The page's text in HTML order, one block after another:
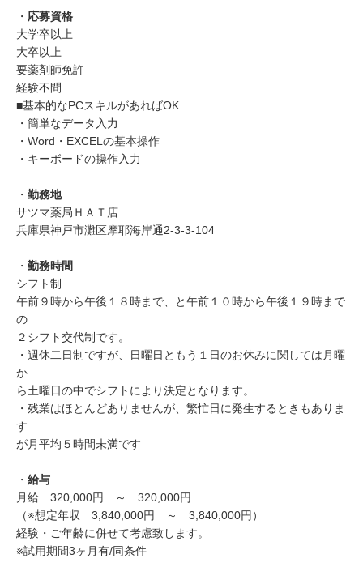
・ 応募資格
大学卒以上
大卒以上
要薬剤師免許
経験不問
■基本的なPCスキルがあればOK
・簡単なデータ入力
・Word・EXCELの基本操作
・キーボードの操作入力
・ 勤務地
サツマ薬局ＨＡＴ店
兵庫県神戸市灘区摩耶海岸通2-3-3-104
・ 勤務時間
シフト制
午前９時から午後１８時まで、と午前１０時から午後１９時まで
の
２シフト交代制です。
・週休二日制ですが、日曜日ともう１日のお休みに関しては月曜
か
ら土曜日の中でシフトにより決定となります。
・残業はほとんどありませんが、繁忙日に発生するときもありま
す
が月平均５時間未満です
・ 給与
月給 320,000円 ～ 320,000円
（※想定年収 3,840,000円 ～ 3,840,000円）
経験・ご年齢に併せて考慮致します。
※試用期間3ヶ月有/同条件